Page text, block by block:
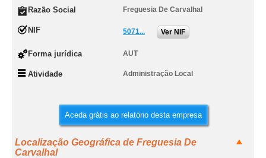
Razão Social Freguesia De Carvalhal
NIF 5071... Ver NIF
Forma jurídica AUT
Atividade Administração Local
Aceda grátis ao relatório desta empresa
Localização Geográfica de Freguesia De
Carvalhal